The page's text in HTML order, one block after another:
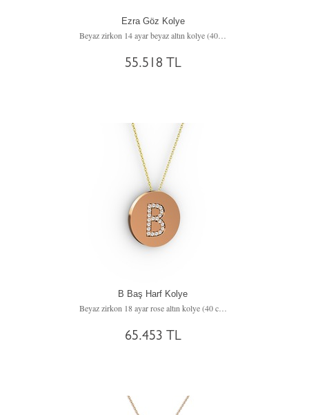
Ezra Göz Kolye
Beyaz zirkon 14 ayar beyaz altın kolye (40 cm rose altın rolo zincir)
55.518 TL
B Baş Harf Kolye
Beyaz zirkon 18 ayar rose altın kolye (40 cm altın rolo zincir)
65.453 TL